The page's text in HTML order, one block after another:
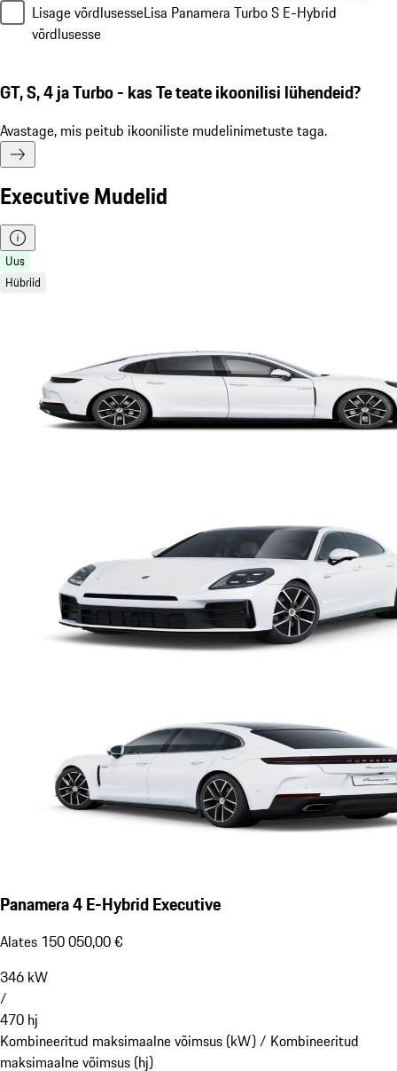
Lisage võrdlusesseLisa Panamera Turbo S E-Hybrid
võrdlusesse
GT, S, 4 ja Turbo - kas Te teate ikoonilisi lühendeid?
Avastage, mis peitub ikooniliste mudelinimetuste taga.
Executive Mudelid
Uus
Hübriid
Panamera 4 E-Hybrid Executive
Alates 150 050,00 €
346 kW
/
470 hj
Kombineeritud maksimaalne võimsus (kW) / Kombineeritud
maksimaalne võimsus (hj)